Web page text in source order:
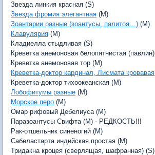
Звезда линкия красная (S)
Звезда фромия элегантная (M)
Зоантарии разные (зоантусы, палитоя…) (M)
Клавулярия (M)
Кладиелла стыдливая (S)
Креветка анемоновая белопятнистая
Креветка анемоновая тор (M)
Креветка-доктор кардинал, Лисмата кровавая
Креветка-доктор тихоокеанская (M)
Лобофитумы разные (M)
Морское перо (M)
Омар рифовый Дебелиуса (M)
Паразоантусы Свифта (M) - РЕДКОСТЬ!!!
Рак-отшельник синеногий (M)
Сабеластарта индийская простая (M)
Тридакна кроцея (сверлящая, шафранная) (S)